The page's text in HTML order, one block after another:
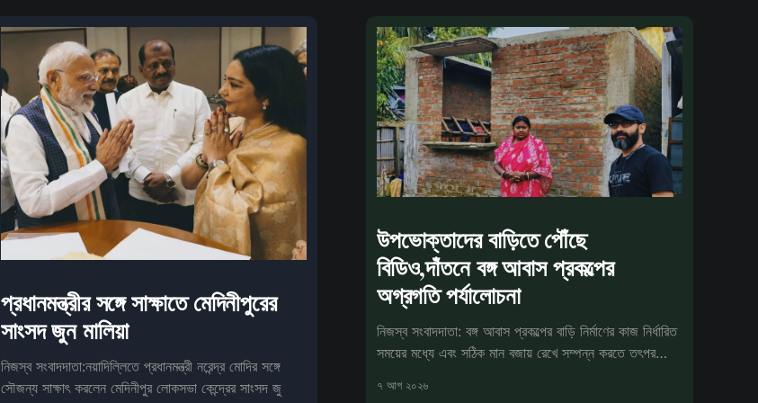
প্রধানমন্ত্রীর সঙ্গে সাক্ষাতে মেদিনীপুরের
সাংসদ জুন মালিয়া
নিজস্ব সংবাদদাতা:নয়াদিল্লিতে প্রধানমন্ত্রী নরেন্দ্র মোদির সঙ্গে
সৌজন্য সাক্ষাৎ করলেন মেদিনীপুর লোকসভা কেন্দ্রের সাংসদ জু
উপভোক্তাদের বাড়িতে পৌঁছে
বিডিও,দাঁতনে বঙ্গ আবাস প্রকল্পের
অগ্রগতি পর্যালোচনা
নিজস্ব সংবাদদাতা: বঙ্গ আবাস প্রকল্পের বাড়ি নির্মাণের কাজ নির্ধারিত
সময়ের মধ্যে এবং সঠিক মান বজায় রেখে সম্পন্ন করতে তৎপর
৭ আগ ২০২৬